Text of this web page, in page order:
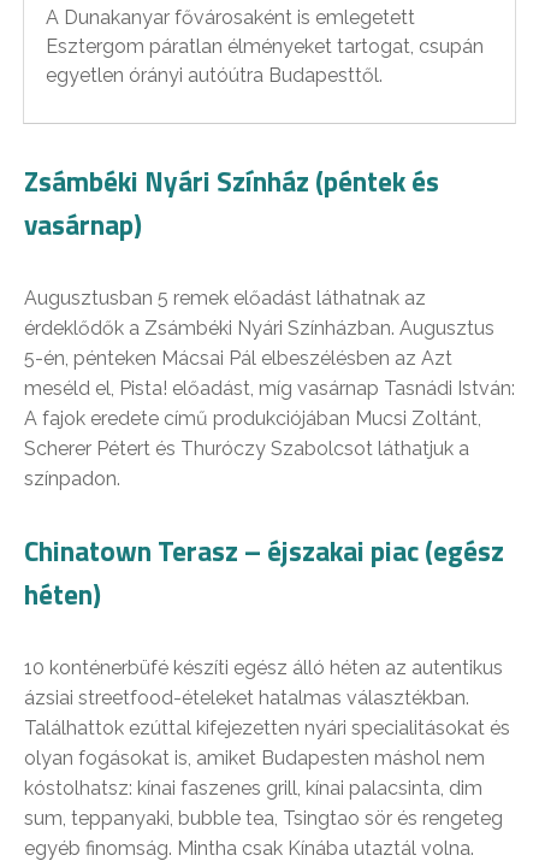
A Dunakanyar fővárosaként is emlegetett
Esztergom páratlan élményeket tartogat, csupán
egyetlen órányi autóútra Budapesttől.
Zsámbéki Nyári Színház (péntek és
vasárnap)
Augusztusban 5 remek előadást láthatnak az
érdeklődők a Zsámbéki Nyári Színházban. Augusztus
5-én, pénteken Mácsai Pál elbeszélésben az Azt
meséld el, Pista! előadást, míg vasárnap Tasnádi István:
A fajok eredete című produkciójában Mucsi Zoltánt,
Scherer Pétert és Thuróczy Szabolcsot láthatjuk a
színpadon.
Chinatown Terasz – éjszakai piac (egész
héten)
10 konténerbüfé készíti egész álló héten az autentikus
ázsiai streetfood-ételeket hatalmas választékban.
Találhattok ezúttal kifejezetten nyári specialitásokat és
olyan fogásokat is, amiket Budapesten máshol nem
kóstolhatsz: kínai faszenes grill, kínai palacsinta, dim
sum, teppanyaki, bubble tea, Tsingtao sör és rengeteg
egyéb finomság. Mintha csak Kínába utaztál volna.